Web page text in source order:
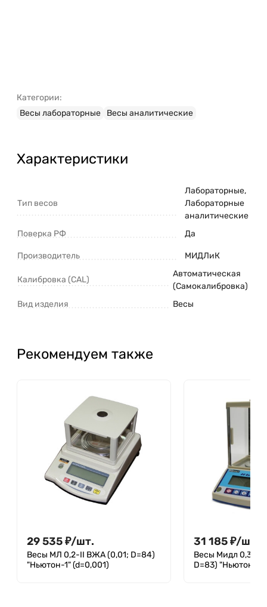
Категории:
Весы лабораторные
Весы аналитические
Характеристики
Тип весов
Лабораторные,
Лабораторные
аналитические
Поверка РФ
Да
Производитель МИДЛиК
Калибровка (CAL)
Автоматическая
(Самокалибровка)
Вид изделия
Весы
Рекомендуем также
29 535₽/шт.
Весы МЛ 0,2-II ВЖА (0,01; D=84)
"Ньютон-1" (d=0,001)
31 185₽/шт.
Весы Мидл 0,3-II
D=83) "Ньютон"